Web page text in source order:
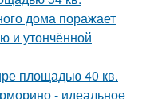
дома поражает
и утончённой
площадью 40 кв.
- идеальное